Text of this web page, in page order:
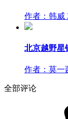
作者：韩威
北京越野星
作者：莫一
全部评论